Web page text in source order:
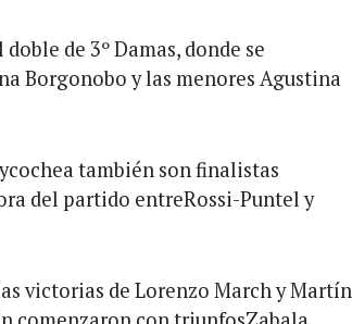
de 3º Damas, donde se
Borgonobo y las menores Agustina
también son finalistas
del partido entreRossi-Puntel y
victorias de Lorenzo March y Martín